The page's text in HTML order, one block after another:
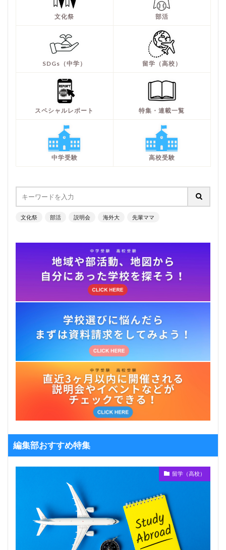
文化祭 部活
SDGs（中学） 留学（高校）
スペシャルレポート 特集・連載一覧
中学受験 高校受験
文化祭 部活 説明会 海外大 先輩ママ
編集部おすすめ特集
留学（高校）